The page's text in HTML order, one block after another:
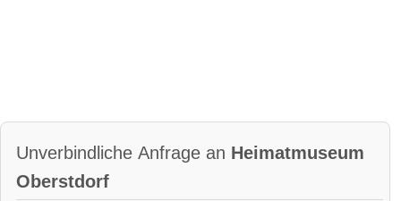
Unverbindliche Anfrage an Heimatmuseum
Oberstdorf